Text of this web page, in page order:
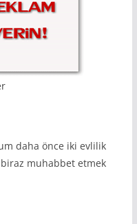
daha önce iki evlilik
muhabbet etmek